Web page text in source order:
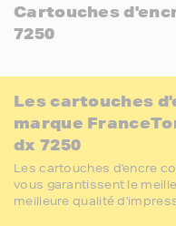
Cartouches
7250
Les cartouches
marque
dx 7250
Les cartouches d'encre
vous garantissent le
meilleure qualité